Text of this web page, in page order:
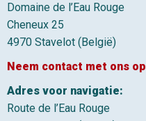
Domaine de l’Eau Rouge
Cheneux 25
4970 Stavelot (België)
Neem contact met ons op
Adres voor navigatie:
Route de l’Eau Rouge